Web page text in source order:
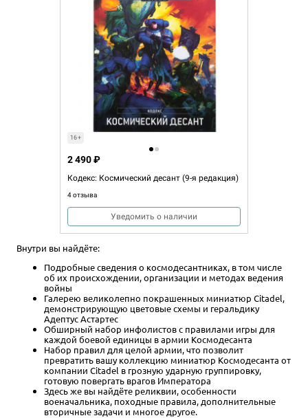
16+
Кодекс: Космический десант (9-я редакция)
4 отзыва
2 490 ₽
Уведомить о наличии
Внутри вы найдёте:
Подробные сведения о космодесантниках, в том числе
об их происхождении, организации и методах ведения
войны
Галерею великолепно покрашенных миниатюр Citadel,
демонстрирующую цветовые схемы и геральдику
Адептус Астартес
Обширный набор инфолистов с правилами игры для
каждой боевой единицы в армии Космодесанта
Набор правил для целой армии, что позволит
превратить вашу коллекцию миниатюр Космодесанта от
компании Citadel в грозную ударную группировку,
готовую повергать врагов Императора
Здесь же вы найдёте реликвии, особенности
военачальника, походные правила, дополнительные
вторичные задачи и многое другое.